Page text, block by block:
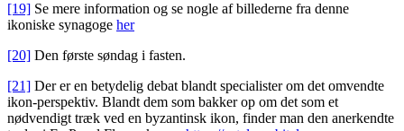
[19] Se mere information og se nogle af billederne fra denne
ikoniske synagoge her
[20] Den første søndag i fasten.
[21] Der er en betydelig debat blandt specialister om det omvendte
ikon-perspektiv. Blandt dem som bakker op om det som et
nødvendigt træk ved en byzantinsk ikon, finder man den anerkendte